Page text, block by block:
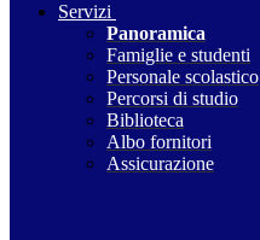
Servizi
Panoramica
Famiglie e studenti
Personale scolastico
Percorsi di studio
Biblioteca
Albo fornitori
Assicurazione